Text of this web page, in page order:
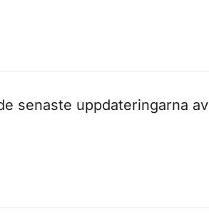
senaste uppdateringarna av